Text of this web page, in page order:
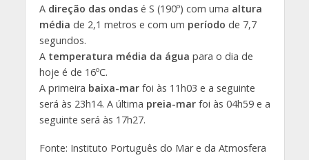
A direção das ondasé S (190º) com uma altura
média de 2,1 metros e com um período de 7,7
segundos.
Atemperatura média da água para o dia de
hoje é de 16ºC.
A primeira baixa-marfoi às 11h03 e a seguinte
será às 23h14. A última preia-marfoi às 04h59 e a
seguinte será às 17h27.
Fonte: Instituto Português do Mar e da Atmosfera